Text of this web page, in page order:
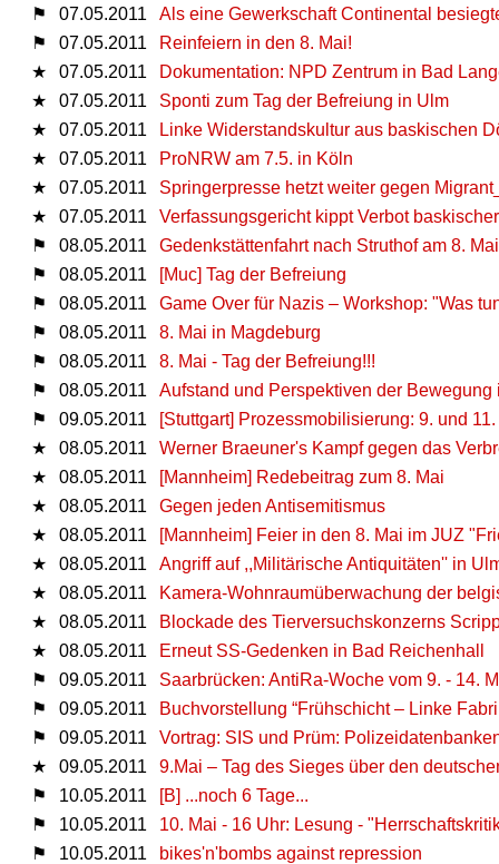
⚑
07.05.2011
Als eine Gewerkschaft Continental
⚑
07.05.2011
Reinfeiern in den 8. Mai!
★
07.05.2011
Dokumentation: NPD Zentrum in Bad
★
07.05.2011
Sponti zum Tag der Befreiung in Ulm
★
07.05.2011
Linke Widerstandskultur aus baskischen
★
07.05.2011
ProNRW am 7.5. in Köln
★
07.05.2011
Springerpresse hetzt weiter gegen
★
07.05.2011
Verfassungsgericht kippt Verbot
⚑
08.05.2011
Gedenkstättenfahrt nach Struthof am 8.
⚑
08.05.2011
[Muc] Tag der Befreiung
⚑
08.05.2011
Game Over für Nazis – Workshop: "Was
⚑
08.05.2011
8. Mai in Magdeburg
⚑
08.05.2011
8. Mai - Tag der Befreiung!!!
⚑
08.05.2011
Aufstand und Perspektiven der Bewegung
⚑
09.05.2011
[Stuttgart] Prozessmobilisierung: 9. und
★
08.05.2011
Werner Braeuner's Kampf gegen das
★
08.05.2011
[Mannheim] Redebeitrag zum 8. Mai
★
08.05.2011
Gegen jeden Antisemitismus
★
08.05.2011
[Mannheim] Feier in den 8. Mai im JUZ
★
08.05.2011
Angriff auf ,,Militärische Antiquitäten'' in
★
08.05.2011
Kamera-Wohnraumüberwachung der
★
08.05.2011
Blockade des Tierversuchskonzerns
★
08.05.2011
Erneut SS-Gedenken in Bad Reichenhall
⚑
09.05.2011
Saarbrücken: AntiRa-Woche vom 9. - 14.
⚑
09.05.2011
Buchvorstellung “Frühschicht – Linke
⚑
09.05.2011
Vortrag: SIS und Prüm:
★
09.05.2011
9.Mai – Tag des Sieges über den
⚑
10.05.2011
[B] ...noch 6 Tage...
⚑
10.05.2011
10. Mai - 16 Uhr: Lesung -
⚑
10.05.2011 bikes'n'bombs against repression